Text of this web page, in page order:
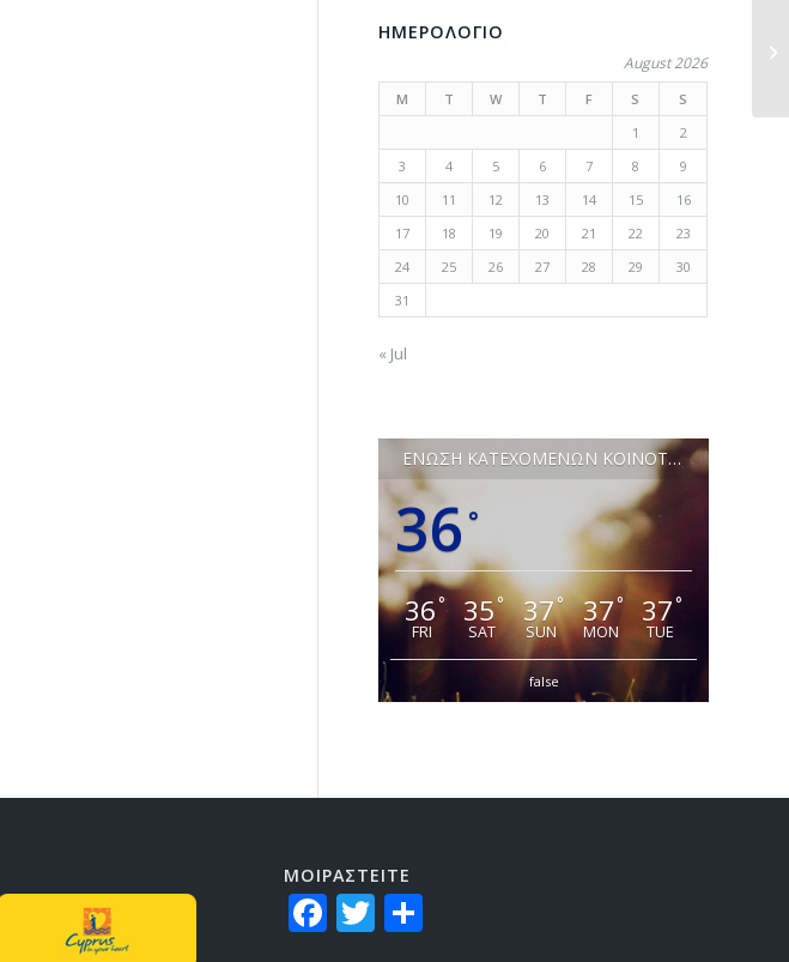
ΗΜΕΡΟΛΟΓΙΟ
August 2026
M T W T F S
S
1
2
3
4 5 6 7 8
9
10
11 12 13 14 15
16
17
18 19 20 21 22
23
24
25 26 27 28 29
30
31
« Jul
ΕΝΩΣΗ ΚΑΤΕΧΟΜΕΝΩΝ ΚΟΙΝΟΤΗΤΩΝ ΛΕΥΚΩΣΙΑΣ
36 °
36°
FRI
35°
SAT
37°
SUN
37°
MON
37°
TUE
false
ΜΟΙΡΑΣTEITE
Facebook
Twitter